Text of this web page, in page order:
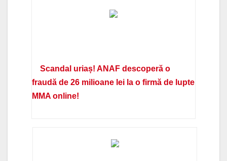
Scandal uriaș! ANAF descoperă o
fraudă de 26 milioane lei la o firmă de lupte
MMA online!